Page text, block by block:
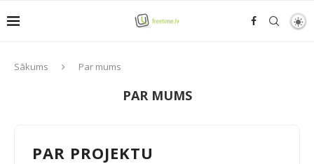
Sākums Par mums
PAR MUMS
PAR PROJEKTU